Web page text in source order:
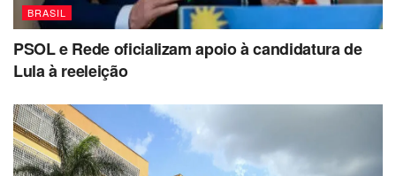
BRASIL
PSOL e Rede oficializam apoio à candidatura de
Lula à reeleição